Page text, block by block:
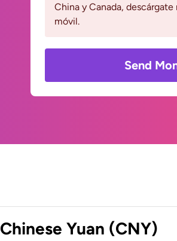
China y Canada,
móvil.
Send
Chinese Yuan (CNY)